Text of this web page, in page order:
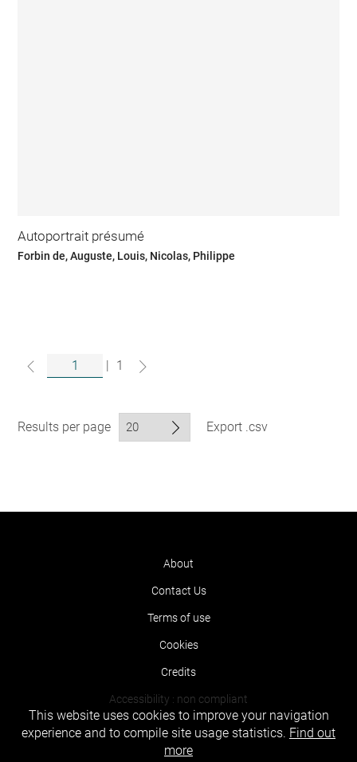
Autoportrait présumé
Forbin de, Auguste, Louis, Nicolas, Philippe
| 1
Results per page Export .csv
About
Contact Us
Terms of use
Cookies
Credits
Accessibility : non compliant
This website uses cookies to improve your navigation
experience and to compile site usage statistics. Find out
more